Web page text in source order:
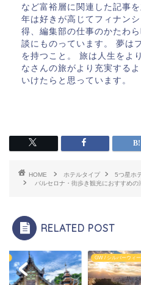
など富裕層に関連した記事
年は好きが高じてフィナン
得、編集部の仕事のかたわ
談にものっています。 夢は
を持つこと。 旅は人生をよ
なさんの旅がより充実する
いけたらと思っています。
HOME ホテルタイプ
5つ星ホ
バルセロナ・街歩き観光におすすめの
RELATED POST
GW / シルバーウィ